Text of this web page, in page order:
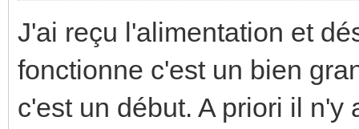
J'ai reçu l'alimentation et
fonctionne c'est un bien
c'est un début. A priori il